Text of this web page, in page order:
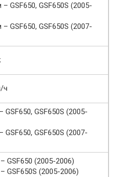
GSF650, GSF650S (2005-
GSF650, GSF650S (2007-
ч
GSF650, GSF650S (2005-
GSF650, GSF650S (2007-
GSF650 (2005-2006)
GSF650S (2005-2006)